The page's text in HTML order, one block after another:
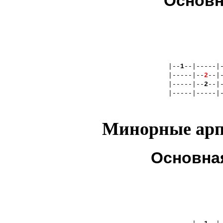
|--1--|-----
|-----|--2 --
|-----|--2 --
|-----|-----
Минорные